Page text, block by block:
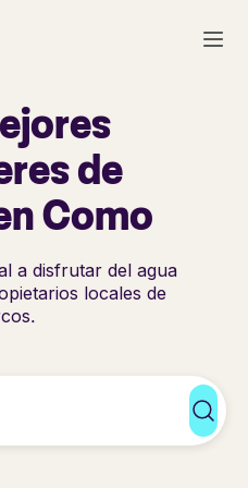
de
Como
a disfrutar del agua
locales de